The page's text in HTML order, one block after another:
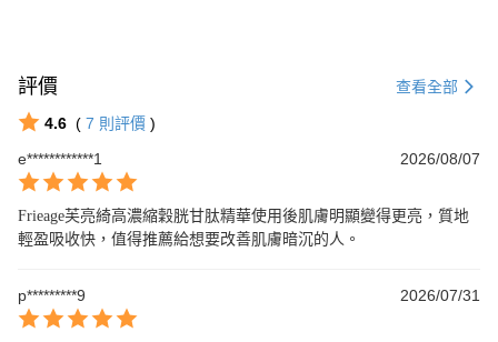
評價 查看全部
4.6 ( 7 則評價 )
e************1
2026/08/07
Frieage芙亮綺高濃縮穀胱甘肽精華使用後肌膚明顯變得更亮，質地
輕盈吸收快，值得推薦給想要改善肌膚暗沉的人。
p*********9 2026/07/31